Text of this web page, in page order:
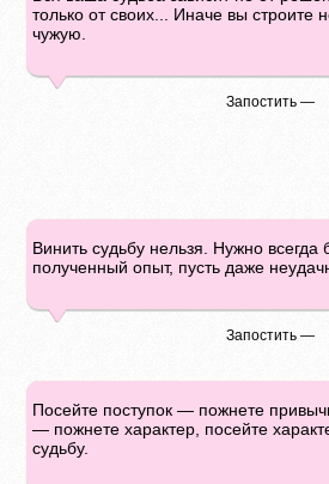
только от своих... Иначе вы строите
чужую.
Запостить —
Винить судьбу нельзя. Нужно всегда
полученный опыт, пусть даже
Запостить —
Посейте поступок — пожнете
— пожнете характер, посейте
судьбу.